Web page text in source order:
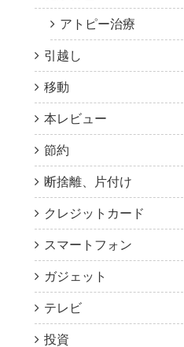
アトピー治療
引越し
移動
本レビュー
節約
断捨離、片付け
クレジットカード
スマートフォン
ガジェット
テレビ
投資